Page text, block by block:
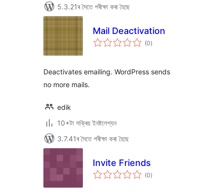
5.3.21ৰ সৈতে পৰীক্ষা কৰা হৈছে
Mail Deactivation
(0টা
মুঠ)
Deactivates emailing. WordPress sends
no more mails.
edik
10+টা সক্ৰিয় ইনষ্টলেশ্যন
3.7.41ৰ সৈতে পৰীক্ষা কৰা হৈছে
Invite Friends
(0টা
মুঠ)